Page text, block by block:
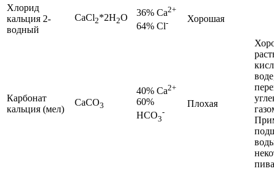
Хлорид
кальция 2-
водный
CaCl2*2H2O 36% Ca2+
64% Cl- Хорошая
Карбонат
кальция (мел)
СаСО3
40% Ca2+
60%
HCO3
-
Плохая